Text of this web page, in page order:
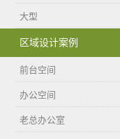
大型
区域设计案例
前台空间
办公空间
老总办公室